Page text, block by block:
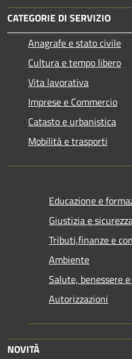
CATEGORIE DI SERVIZIO
Anagrafe e stato civile
Cultura e tempo libero
Vita lavorativa
Imprese e Commercio
Catasto e urbanistica
Mobilità e trasporti
Educazione e
Giustizia e
Tributi,finanze e
Ambiente
Salute, benessere
Autorizzazioni
NOVITÀ